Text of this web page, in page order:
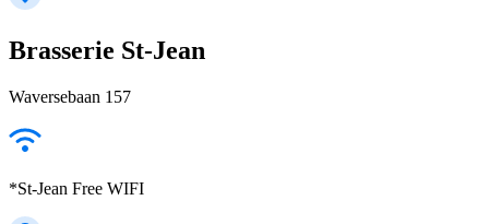
Brasserie St-Jean
Waversebaan 157
*St-Jean Free WIFI